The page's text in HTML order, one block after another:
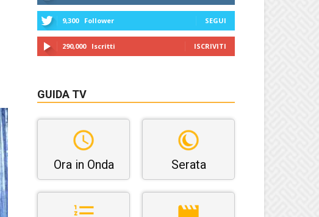
9,300 Follower SEGUI
290,000 Iscritti ISCRIVITI
GUIDA TV
Ora in Onda Serata